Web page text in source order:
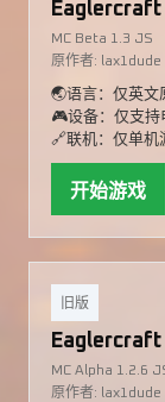
Eaglercraft
MC Beta 1.3 JS
原作者: lax1dude
🌏语言：仅英文
🎮设备：仅支持
🔗联机：仅单机
开始游戏
旧版
Eaglercraft
MC Alpha 1.2.6
原作者: lax1dude